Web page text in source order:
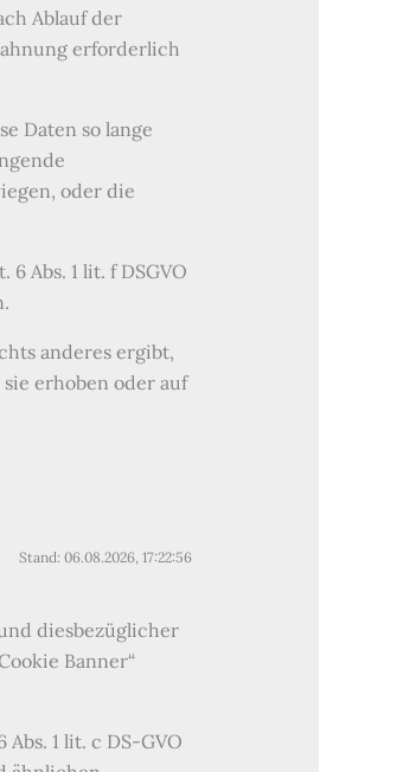
Ablauf der
erforderlich
Daten so lange
oder die
Abs. 1 lit. f DSGVO
anderes ergibt,
erhoben oder auf
Stand: 06.08.2026, 17:22:56
diesbezüglicher
Banner“
1 lit. c DS-GVO